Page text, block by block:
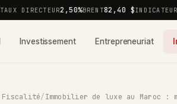
DIRECTEUR2,50%BRENT82,40 $INDICATEURS
Investissement Entrepreneuriat
Fiscalité/Immobilier de luxe au Maroc :